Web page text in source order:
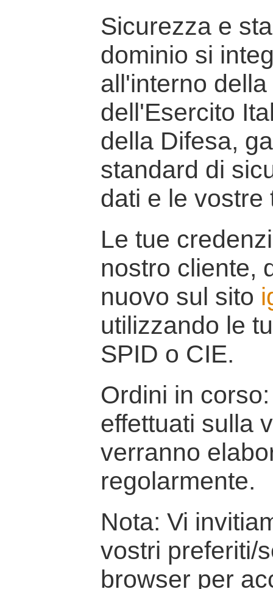
Sicurezza e
dominio si
all'interno
dell'Esercito
della Difesa,
standard di
dati e le vostre
Le tue
nostro cliente,
nuovo sul sito
utilizzando le
SPID o CIE.
Ordini in
effettuati sulla
verranno
regolarmente.
Nota: Vi
vostri preferiti/
browser per